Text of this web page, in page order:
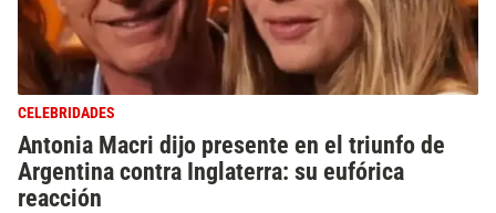
CELEBRIDADES
Antonia Macri dijo presente en el triunfo de
Argentina contra Inglaterra: su eufórica
reacción